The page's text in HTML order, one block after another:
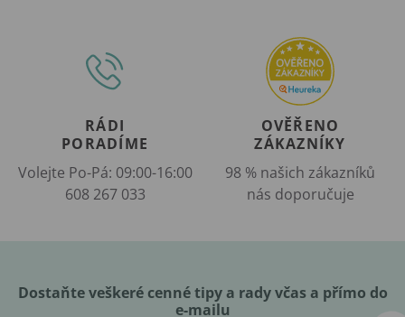
RÁDI
PORADÍME
Volejte Po-Pá: 09:00-16:00
608 267 033
OVĚŘENO
ZÁKAZNÍKY
98 % našich zákazníků
nás doporučuje
Dostaňte veškeré cenné tipy a rady včas a přímo do
e-mailu